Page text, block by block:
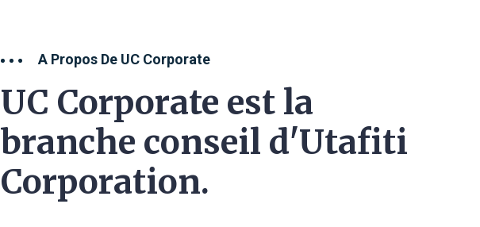
A Propos De UC Corporate
UC Corporate est la
branche conseil d'Utafiti
Corporation.